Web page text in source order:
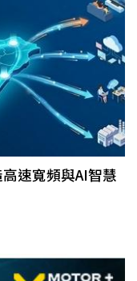
速寬頻與AI智慧